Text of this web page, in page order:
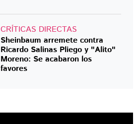
CRÍTICAS DIRECTAS
Sheinbaum arremete contra
Ricardo Salinas Pliego y "Alito"
Moreno: Se acabaron los
favores